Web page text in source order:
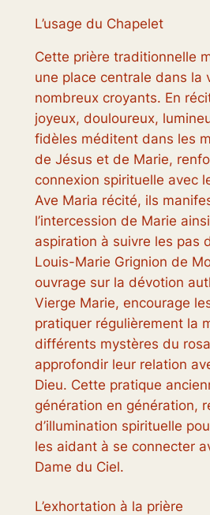
L’usage du Chapelet
Cette prière traditionnelle
une place centrale dans la
nombreux croyants. En
joyeux, douloureux,
fidèles méditent dans les
de Jésus et de Marie,
connexion spirituelle avec
Ave Maria récité, ils
l’intercession de Marie
aspiration à suivre les pas
Louis-Marie Grignion de
ouvrage sur la dévotion
Vierge Marie, encourage
pratiquer régulièrement la
différents mystères du
approfondir leur relation
Dieu. Cette pratique
génération en génération,
d’illumination spirituelle
les aidant à se connecter
Dame du Ciel.
L’exhortation à la prière